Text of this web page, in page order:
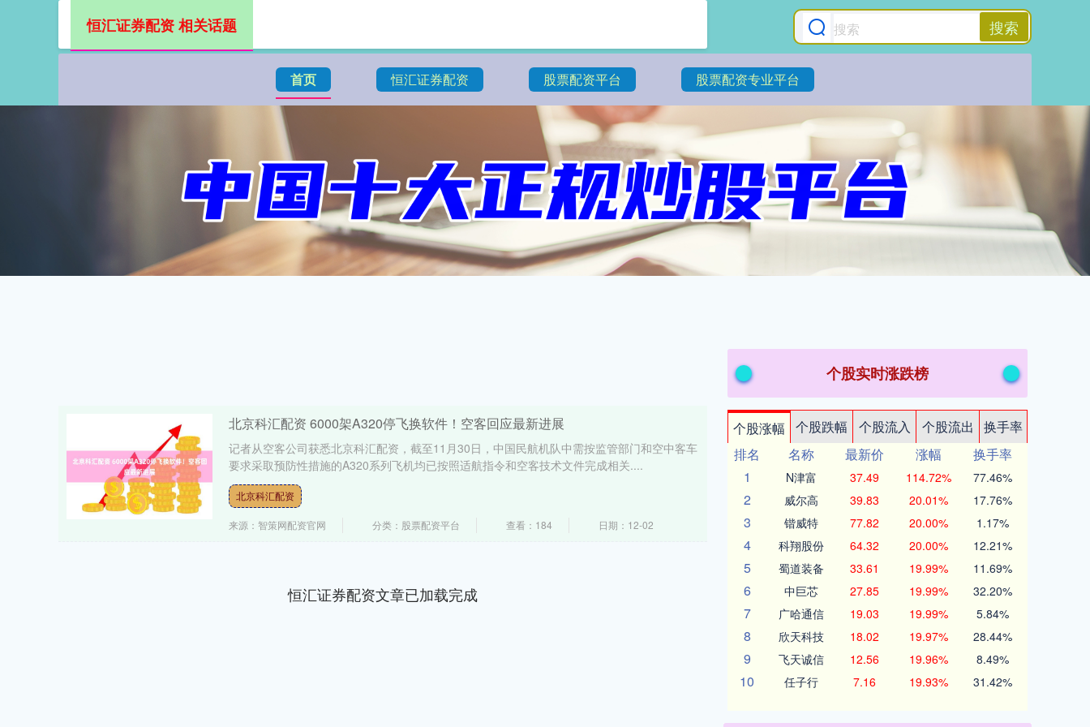
搜索
首页 恒汇证券配资 股票配资平台 股票配资专业平台
恒汇证券配资 相关话题
北京科汇配资 6000架A320停飞换软件！空客回应最新进展
记者从空客公司获悉北京科汇配资，截至11月30日，中国民航机队中需按监管部门和空中客车
要求采取预防性措施的A320系列飞机均已按照适航指令和空客技术文件完成相关....
北京科汇配资
来源：智策网配资官网 分类：股票配资平台 查看：184 日期：12-02
恒汇证券配资文章已加载完成
个股实时涨跌榜
个股涨幅 个股跌幅 个股流入 个股流出
换手率
排名
名称 最新价 涨幅
换手率
1
N津富 37.49 114.72% 77.46%
2 威尔高 39.83 20.01% 17.76%
3 锴威特 77.82 20.00% 1.17%
4 科翔股份 64.32 20.00% 12.21%
5 蜀道装备 33.61 19.99% 11.69%
6 中巨芯 27.85 19.99% 32.20%
7 广哈通信 19.03 19.99% 5.84%
8 欣天科技 18.02 19.97% 28.44%
9 飞天诚信 12.56 19.96% 8.49%
10 任子行 7.16 19.93% 31.42%